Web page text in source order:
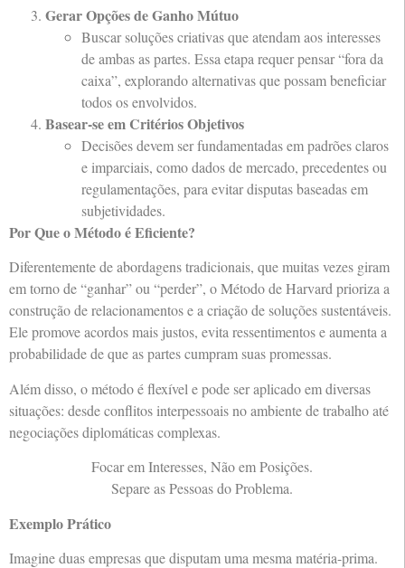
Gerar Opções de Ganho Mútuo
Buscar soluções criativas que atendam aos interesses
de ambas as partes. Essa etapa requer pensar “fora da
caixa”, explorando alternativas que possam beneficiar
todos os envolvidos.
Basear-se em Critérios Objetivos
Decisões devem ser fundamentadas em padrões claros
e imparciais, como dados de mercado, precedentes ou
regulamentações, para evitar disputas baseadas em
subjetividades.
Por Que o Método é Eficiente?
Diferentemente de abordagens tradicionais, que muitas vezes giram
em torno de “ganhar” ou “perder”, o Método de Harvard prioriza a
construção de relacionamentos e a criação de soluções sustentáveis.
Ele promove acordos mais justos, evita ressentimentos e aumenta a
probabilidade de que as partes cumpram suas promessas.
Além disso, o método é flexível e pode ser aplicado em diversas
situações: desde conflitos interpessoais no ambiente de trabalho até
negociações diplomáticas complexas.
Focar em Interesses, Não em Posições.
Separe as Pessoas do Problema.
Exemplo Prático
Imagine duas empresas que disputam uma mesma matéria-prima.